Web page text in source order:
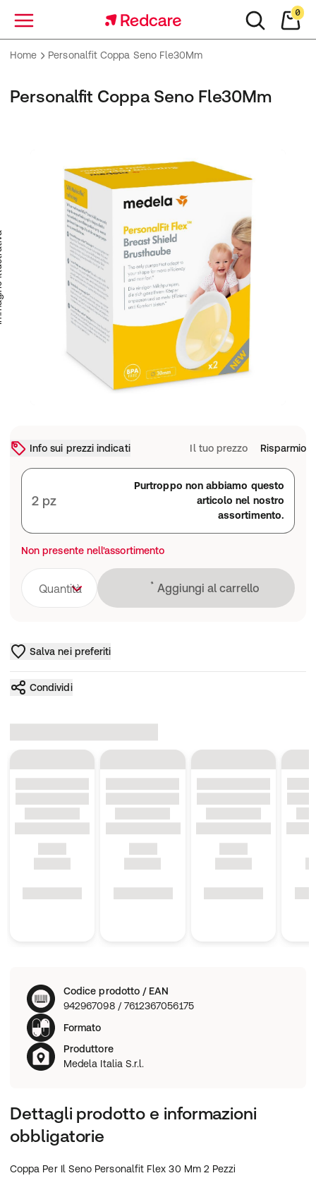
Menu
0
Home Personalfit Coppa Seno Fle30Mm
Personalfit Coppa Seno Fle30Mm
Info sui prezzi indicati Il tuo prezzo Risparmio
2 pz
Purtroppo non abbiamo questo
articolo nel nostro
assortimento.
Non presente nell'assortimento
Quantità Caricamento in
Aggiungi al carrello
Salva nei preferiti
Condividi
Codice prodotto / EAN
942967098 / 7612367056175
Formato
Produttore
Medela Italia S.r.l.
Dettagli prodotto e informazioni
obbligatorie
Coppa Per Il Seno Personalfit Flex 30 Mm 2 Pezzi